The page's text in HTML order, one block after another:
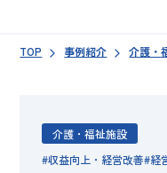
TOP 事例紹介 介護・
介護・福祉施設
収益向上・経営改善 経